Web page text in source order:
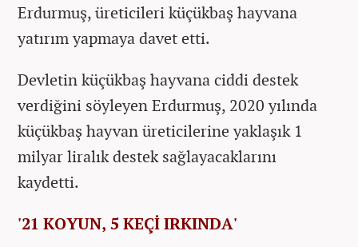
Erdurmuş, üreticileri küçükbaş hayvana
yatırım yapmaya davet etti.
Devletin küçükbaş hayvana ciddi destek
verdiğini söyleyen Erdurmuş, 2020 yılında
küçükbaş hayvan üreticilerine yaklaşık 1
milyar liralık destek sağlayacaklarını
kaydetti.
'21 KOYUN, 5 KEÇİ IRKINDA'